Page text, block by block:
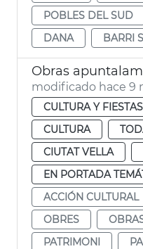
POBLES DEL SUD
DANA
BARRI
modificado hace 9
CULTURA Y
CULTURA
CIUTAT VELLA
EN PORTADA
ACCIÓN CULTURAL
OBRES
PATRIMONI